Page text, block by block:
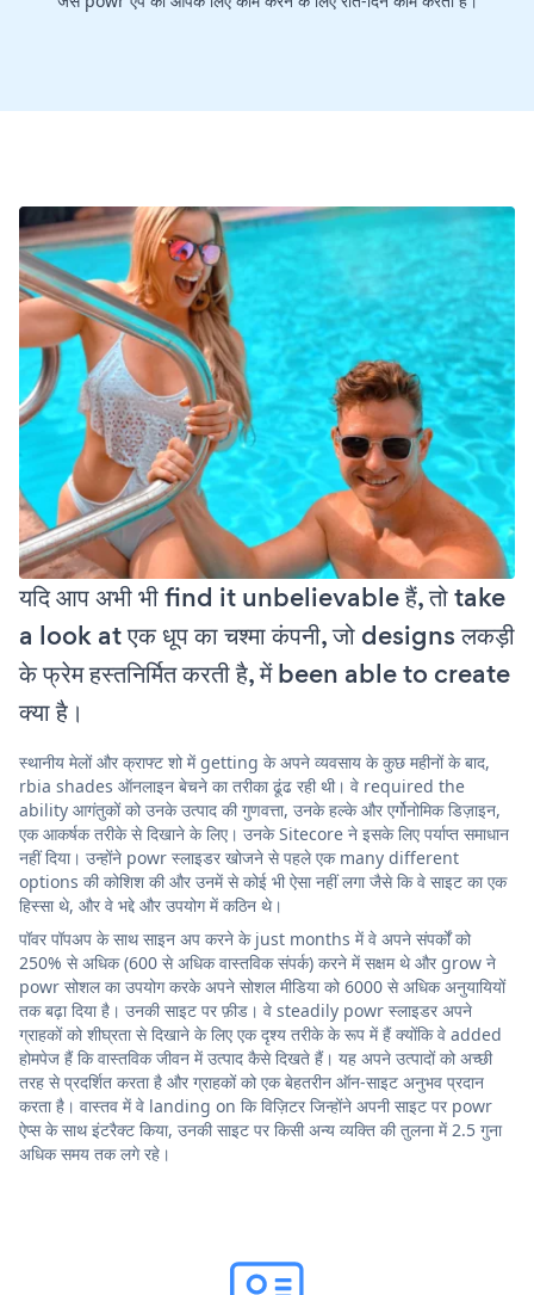
यदि आप अभी भी find it unbelievable हैं, तो take
a look at एक धूप का चश्मा कंपनी, जो designs लकड़ी
के फ्रेम हस्तनिर्मित करती है, में been able to create
क्या है।
स्थानीय मेलों और क्राफ्ट शो में getting के अपने व्यवसाय के कुछ महीनों के बाद,
rbia shades ऑनलाइन बेचने का तरीका ढूंढ रही थी। वे required the
ability आगंतुकों को उनके उत्पाद की गुणवत्ता, उनके हल्के और एर्गोनोमिक डिज़ाइन,
एक आकर्षक तरीके से दिखाने के लिए। उनके Sitecore ने इसके लिए पर्याप्त समाधान
नहीं दिया। उन्होंने powr स्लाइडर खोजने से पहले एक many different
options की कोशिश की और उनमें से कोई भी ऐसा नहीं लगा जैसे कि वे साइट का एक
हिस्सा थे, और वे भद्दे और उपयोग में कठिन थे।
पॉवर पॉपअप के साथ साइन अप करने के just months में वे अपने संपर्कों को
250% से अधिक (600 से अधिक वास्तविक संपर्क) करने में सक्षम थे और grow ने
powr सोशल का उपयोग करके अपने सोशल मीडिया को 6000 से अधिक अनुयायियों
तक बढ़ा दिया है। उनकी साइट पर फ़ीड। वे steadily powr स्लाइडर अपने
ग्राहकों को शीघ्रता से दिखाने के लिए एक दृश्य तरीके के रूप में हैं क्योंकि वे added
होमपेज हैं कि वास्तविक जीवन में उत्पाद कैसे दिखते हैं। यह अपने उत्पादों को अच्छी
तरह से प्रदर्शित करता है और ग्राहकों को एक बेहतरीन ऑन-साइट अनुभव प्रदान
करता है। वास्तव में वे landing on कि विज़िटर जिन्होंने अपनी साइट पर powr
ऐप्स के साथ इंटरैक्ट किया, उनकी साइट पर किसी अन्य व्यक्ति की तुलना में 2.5 गुना
अधिक समय तक लगे रहे।